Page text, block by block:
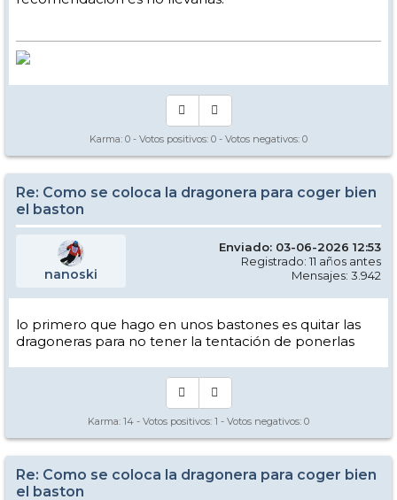
Karma: 0 - Votos positivos: 0 - Votos negativos: 0
Re: Como se coloca la dragonera para coger bien
el baston
nanoski
Enviado: 03-06-2026 12:53
Registrado: 11 años antes
Mensajes: 3.942
lo primero que hago en unos bastones es quitar las
dragoneras para no tener la tentación de ponerlas
Karma: 14 - Votos positivos: 1 - Votos negativos: 0
Re: Como se coloca la dragonera para coger bien
el baston